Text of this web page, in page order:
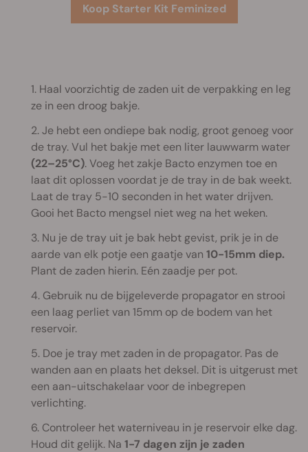
Koop Starter Kit Feminized
1. Haal voorzichtig de zaden uit de verpakking en leg
ze in een droog bakje.
2. Je hebt een ondiepe bak nodig, groot genoeg voor
de tray. Vul het bakje met een liter lauwwarm water
(22–25°C). Voeg het zakje Bacto enzymen toe en
laat dit oplossen voordat je de tray in de bak weekt.
Laat de tray 5-10 seconden in het water drijven.
Gooi het Bacto mengsel niet weg na het weken.
3. Nu je de tray uit je bak hebt gevist, prik je in de
aarde van elk potje een gaatje van 10-15mm diep.
Plant de zaden hierin. Eén zaadje per pot.
4. Gebruik nu de bijgeleverde propagator en strooi
een laag perliet van 15mm op de bodem van het
reservoir.
5. Doe je tray met zaden in de propagator. Pas de
wanden aan en plaats het deksel. Dit is uitgerust met
een aan-uitschakelaar voor de inbegrepen
verlichting.
6. Controleer het waterniveau in je reservoir elke dag.
Houd dit gelijk. Na 1-7 dagen zijn je zaden